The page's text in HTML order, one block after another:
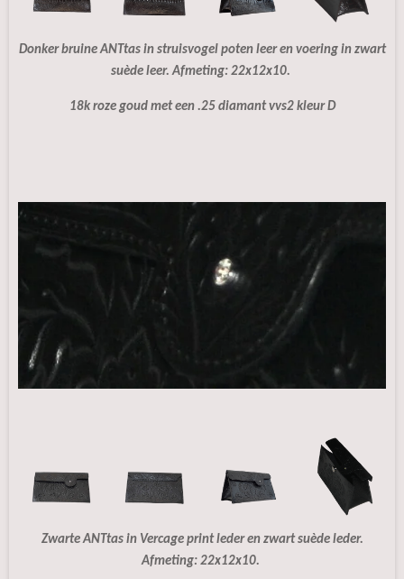
Donker bruine ANTtas in struisvogel poten leer en voering in zwart
suède leer. Afmeting: 22x12x10.
18k roze goud met een .25 diamant vvs2 kleur D
Zwarte ANTtas in Vercage print leder en zwart suède leder.
Afmeting: 22x12x10.